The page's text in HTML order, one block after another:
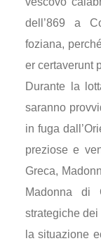
dell’869 a
foziana,
er certaverunt
Durante la
saranno
in fuga
preziose e
Greca,
Madonna di
strategiche
la situazione